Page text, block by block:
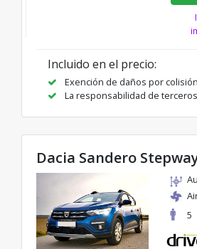
Incluido en el precio:
Exención de daños por
La responsabilidad de
Dacia Sandero
5